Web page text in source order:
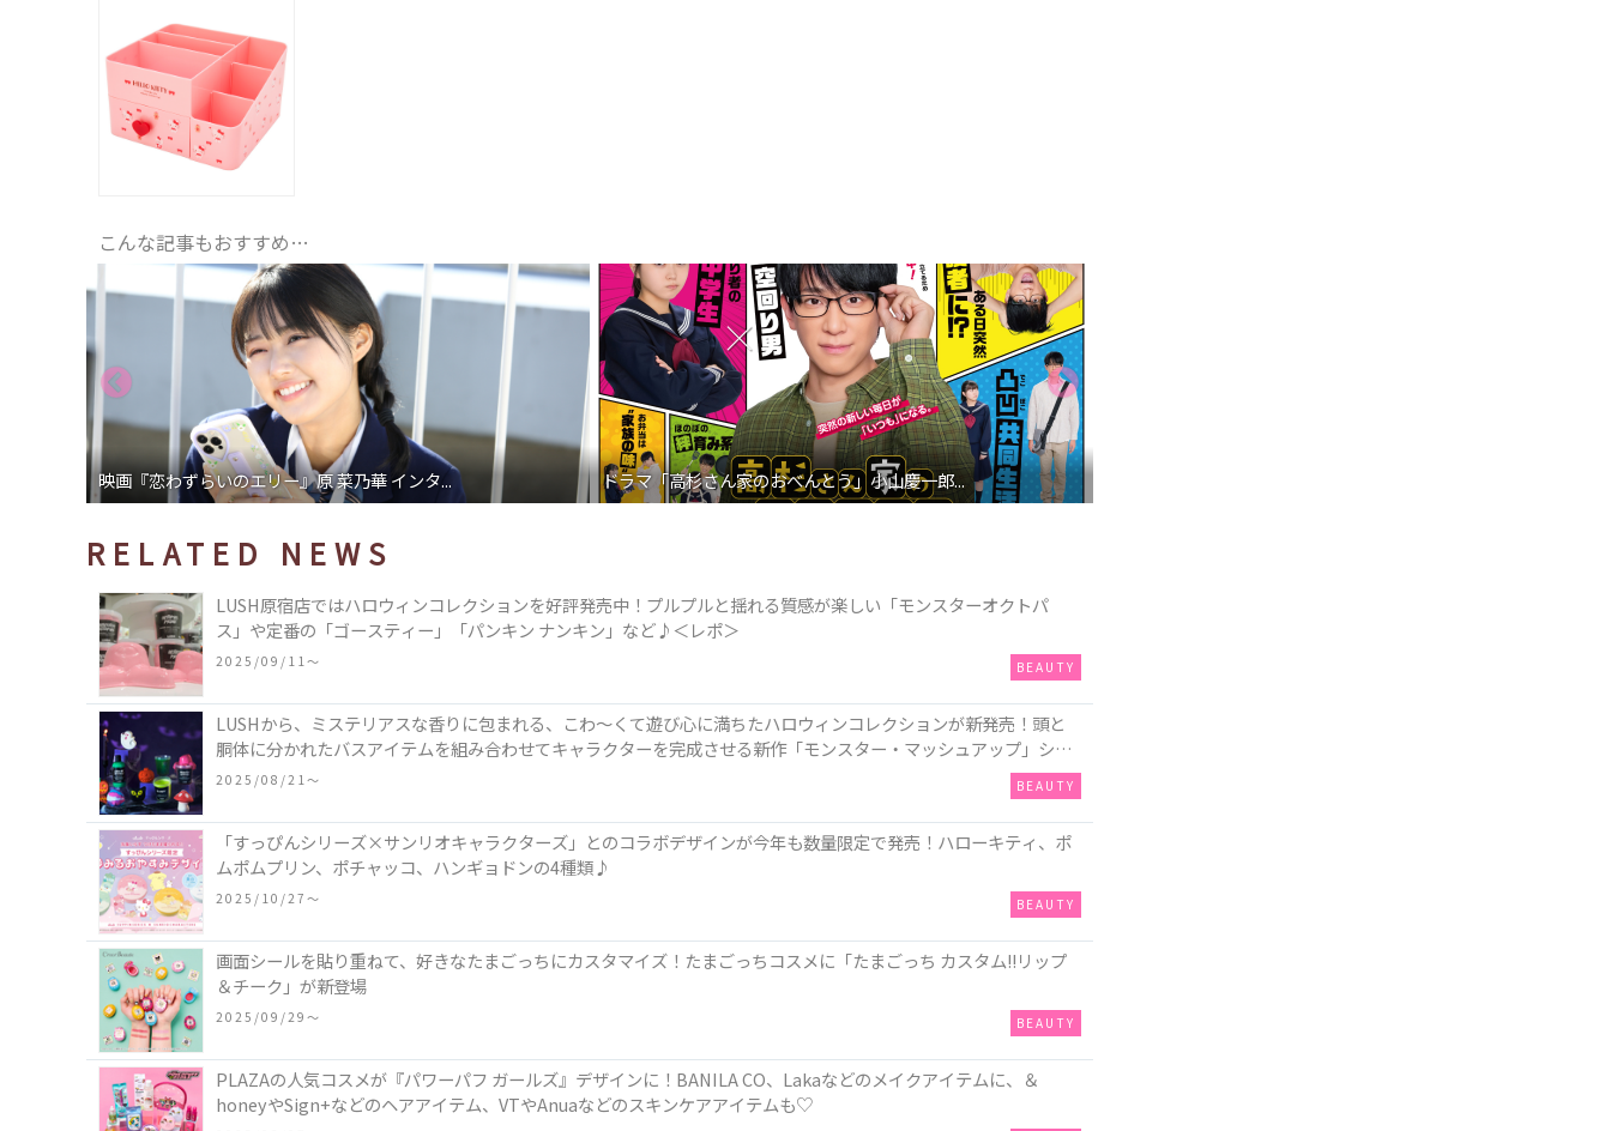
こんな記事もおすすめ…
『恋わずらいのエリー』原 菜乃華 インタ... ドラマ「高杉さん家のおべんとう」小山慶一郎... 映画『わたしの幸せな結婚』髙石あかり インタ...
RELATED NEWS
LUSH原宿店ではハロウィンコレクションを好評発売中！プルプルと揺れる質感が楽しい「モンスターオクトパ
ス」や定番の「ゴースティー」「パンキン ナンキン」など♪＜レポ＞
2025/09/11〜 BEAUTY
LUSHから、ミステリアスな香りに包まれる、こわ～くて遊び心に満ちたハロウィンコレクションが新発売！頭と
胴体に分かれたバスアイテムを組み合わせてキャラクターを完成させる新作「モンスター・マッシュアップ」シリ
ーズなど♪
2025/08/21〜 BEAUTY
「すっぴんシリーズ×サンリオキャラクターズ」とのコラボデザインが今年も数量限定で発売！ハローキティ、ポ
ムポムプリン、ポチャッコ、ハンギョドンの4種類♪
2025/10/27〜 BEAUTY
画面シールを貼り重ねて、好きなたまごっちにカスタマイズ！たまごっちコスメに「たまごっち カスタム!!リップ
＆チーク」が新登場
2025/09/29〜 BEAUTY
PLAZAの人気コスメが『パワーパフ ガールズ』デザインに！BANILA CO、Lakaなどのメイクアイテムに、＆
honeyやSign+などのヘアアイテム、VTやAnuaなどのスキンケアアイテムも♡